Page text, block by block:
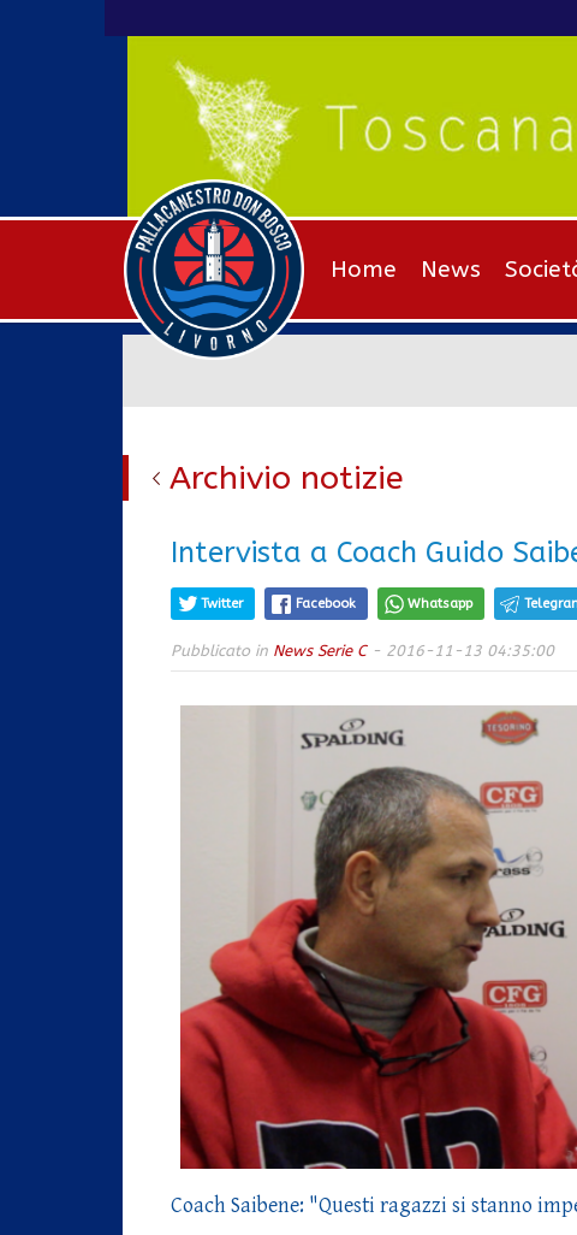
Home News
Archivio notizie
Intervista a Coach Guido
Twitter Facebook Whatsapp
Pubblicato in News Serie C- 2016-11-13 04:35:00
Coach Saibene: "Questi ragazzi si stanno